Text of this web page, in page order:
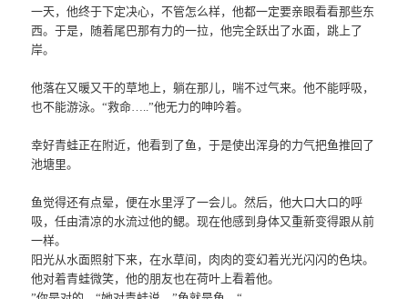
一天，他终于下定决心，不管怎么样，他都一定要亲眼看看那些东
西。于是，随着尾巴那有力的一拉，他完全跃出了水面，跳上了
岸。
他落在又暖又干的草地上，躺在那儿，喘不过气来。他不能呼吸，
也不能游泳。“救命…..”他无力的呻吟着。
幸好青蛙正在附近，他看到了鱼，于是使出浑身的力气把鱼推回了
池塘里。
鱼觉得还有点晕，便在水里浮了一会儿。然后，他大口大口的呼
吸，任由清凉的水流过他的鳃。现在他感到身体又重新变得跟从前
一样。
阳光从水面照射下来，在水草间，肉肉的变幻着光光闪闪的色块。
他对着青蛙微笑，他的朋友也在荷叶上看着他。